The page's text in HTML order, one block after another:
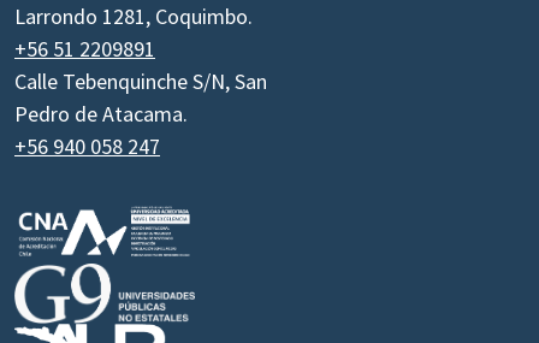
Larrondo 1281, Coquimbo.
+56 51 2209891
Calle Tebenquinche S/N, San
Pedro de Atacama.
+56 940 058 247